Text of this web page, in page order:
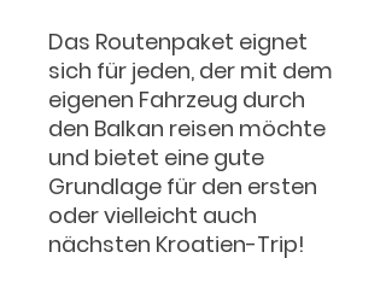
Das Routenpaket eignet
sich für jeden, der mit dem
eigenen Fahrzeug durch
den Balkan reisen möchte
und bietet eine gute
Grundlage für den ersten
oder vielleicht auch
nächsten Kroatien-Trip!